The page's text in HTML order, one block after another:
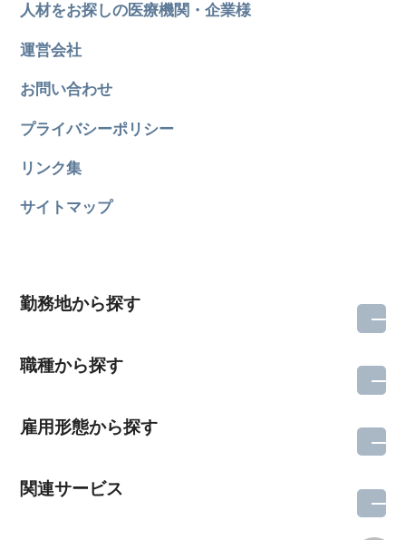
人材をお探しの医療機関・企業様
運営会社
お問い合わせ
プライバシーポリシー
リンク集
サイトマップ
勤務地から探す
職種から探す
雇用形態から探す
関連サービス
所在地のエリアを選択してください